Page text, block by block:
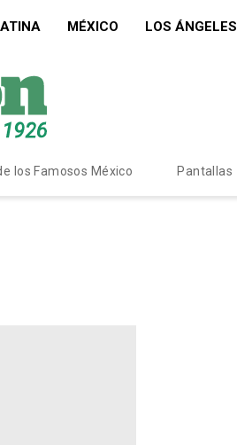
MÉXICO LOS ÁNGELES
los Famosos México Pantallas